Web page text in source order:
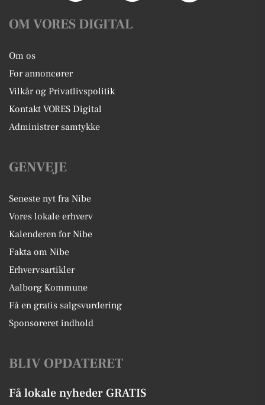
OM VORES DIGITAL
Om os
For annoncører
Vilkår og Privatlivspolitik
Kontakt VORES Digital
Administrer samtykke
GENVEJE
Seneste nyt fra Nibe
Vores lokale erhverv
Kalenderen for Nibe
Fakta om Nibe
Erhvervsartikler
Aalborg Kommune
Få en gratis salgsvurdering
Sponsoreret indhold
BLIV OPDATERET
Få lokale nyheder GRATIS